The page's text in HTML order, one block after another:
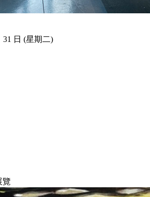
31 日 (星期二)
覽